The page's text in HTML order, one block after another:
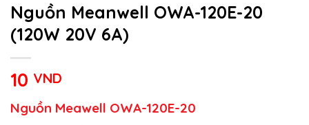
Nguồn Meanwell OWA-120E-20
(120W 20V 6A)
10 VND
Nguồn Meawell OWA-120E-20